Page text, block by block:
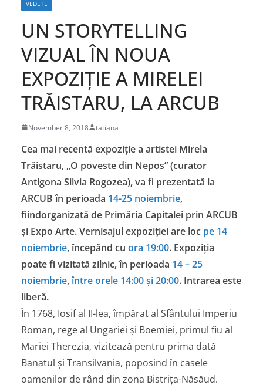
VEDETE
UN STORYTELLING
VIZUAL ÎN NOUA
EXPOZIȚIE A MIRELEI
TRĂISTARU, LA ARCUB
November 8, 2018 tatiana
Cea mai recentă expoziție a artistei Mirela
Trăistaru, „O poveste din Nepos” (curator
Antigona Silvia Rogozea), va fi prezentată la
ARCUB în perioada 14-25 noiembrie,
fiindorganizată de Primăria Capitalei prin ARCUB
și Expo Arte. Vernisajul expoziției are loc pe 14
noiembrie, începând cu ora 19:00. Expoziția
poate fi vizitată zilnic, în perioada 14 – 25
noiembrie,între orele 14:00 și 20:00. Intrarea este
liberă.
În 1768, Iosif al II-lea, împărat al Sfântului Imperiu
Roman, rege al Ungariei și Boemiei, primul fiu al
Mariei Therezia, vizitează pentru prima dată
Banatul și Transilvania, poposind în casele
oamenilor de rând din zona Bistrița-Năsăud.